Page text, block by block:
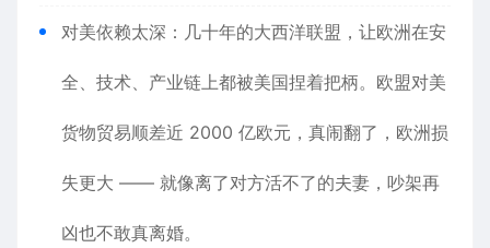
对美依赖太深：几十年的大西洋联盟，让欧洲在安
全、 技术、产业链上都被美国捏着把柄。欧盟对美
货物贸易顺差近 2000 亿欧元，真闹翻了，欧洲损
失更大 —— 就像离了对方活不了的夫妻，吵架再
凶也不敢真离婚。